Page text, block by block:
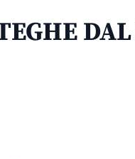
DAL